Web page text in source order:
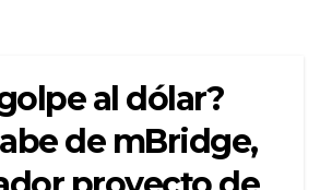
al dólar?
de mBridge,